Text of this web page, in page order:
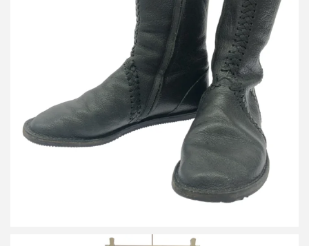
ヨウジヤマモト ファム ブレイドデザインレザーブーツ
詳しく見る